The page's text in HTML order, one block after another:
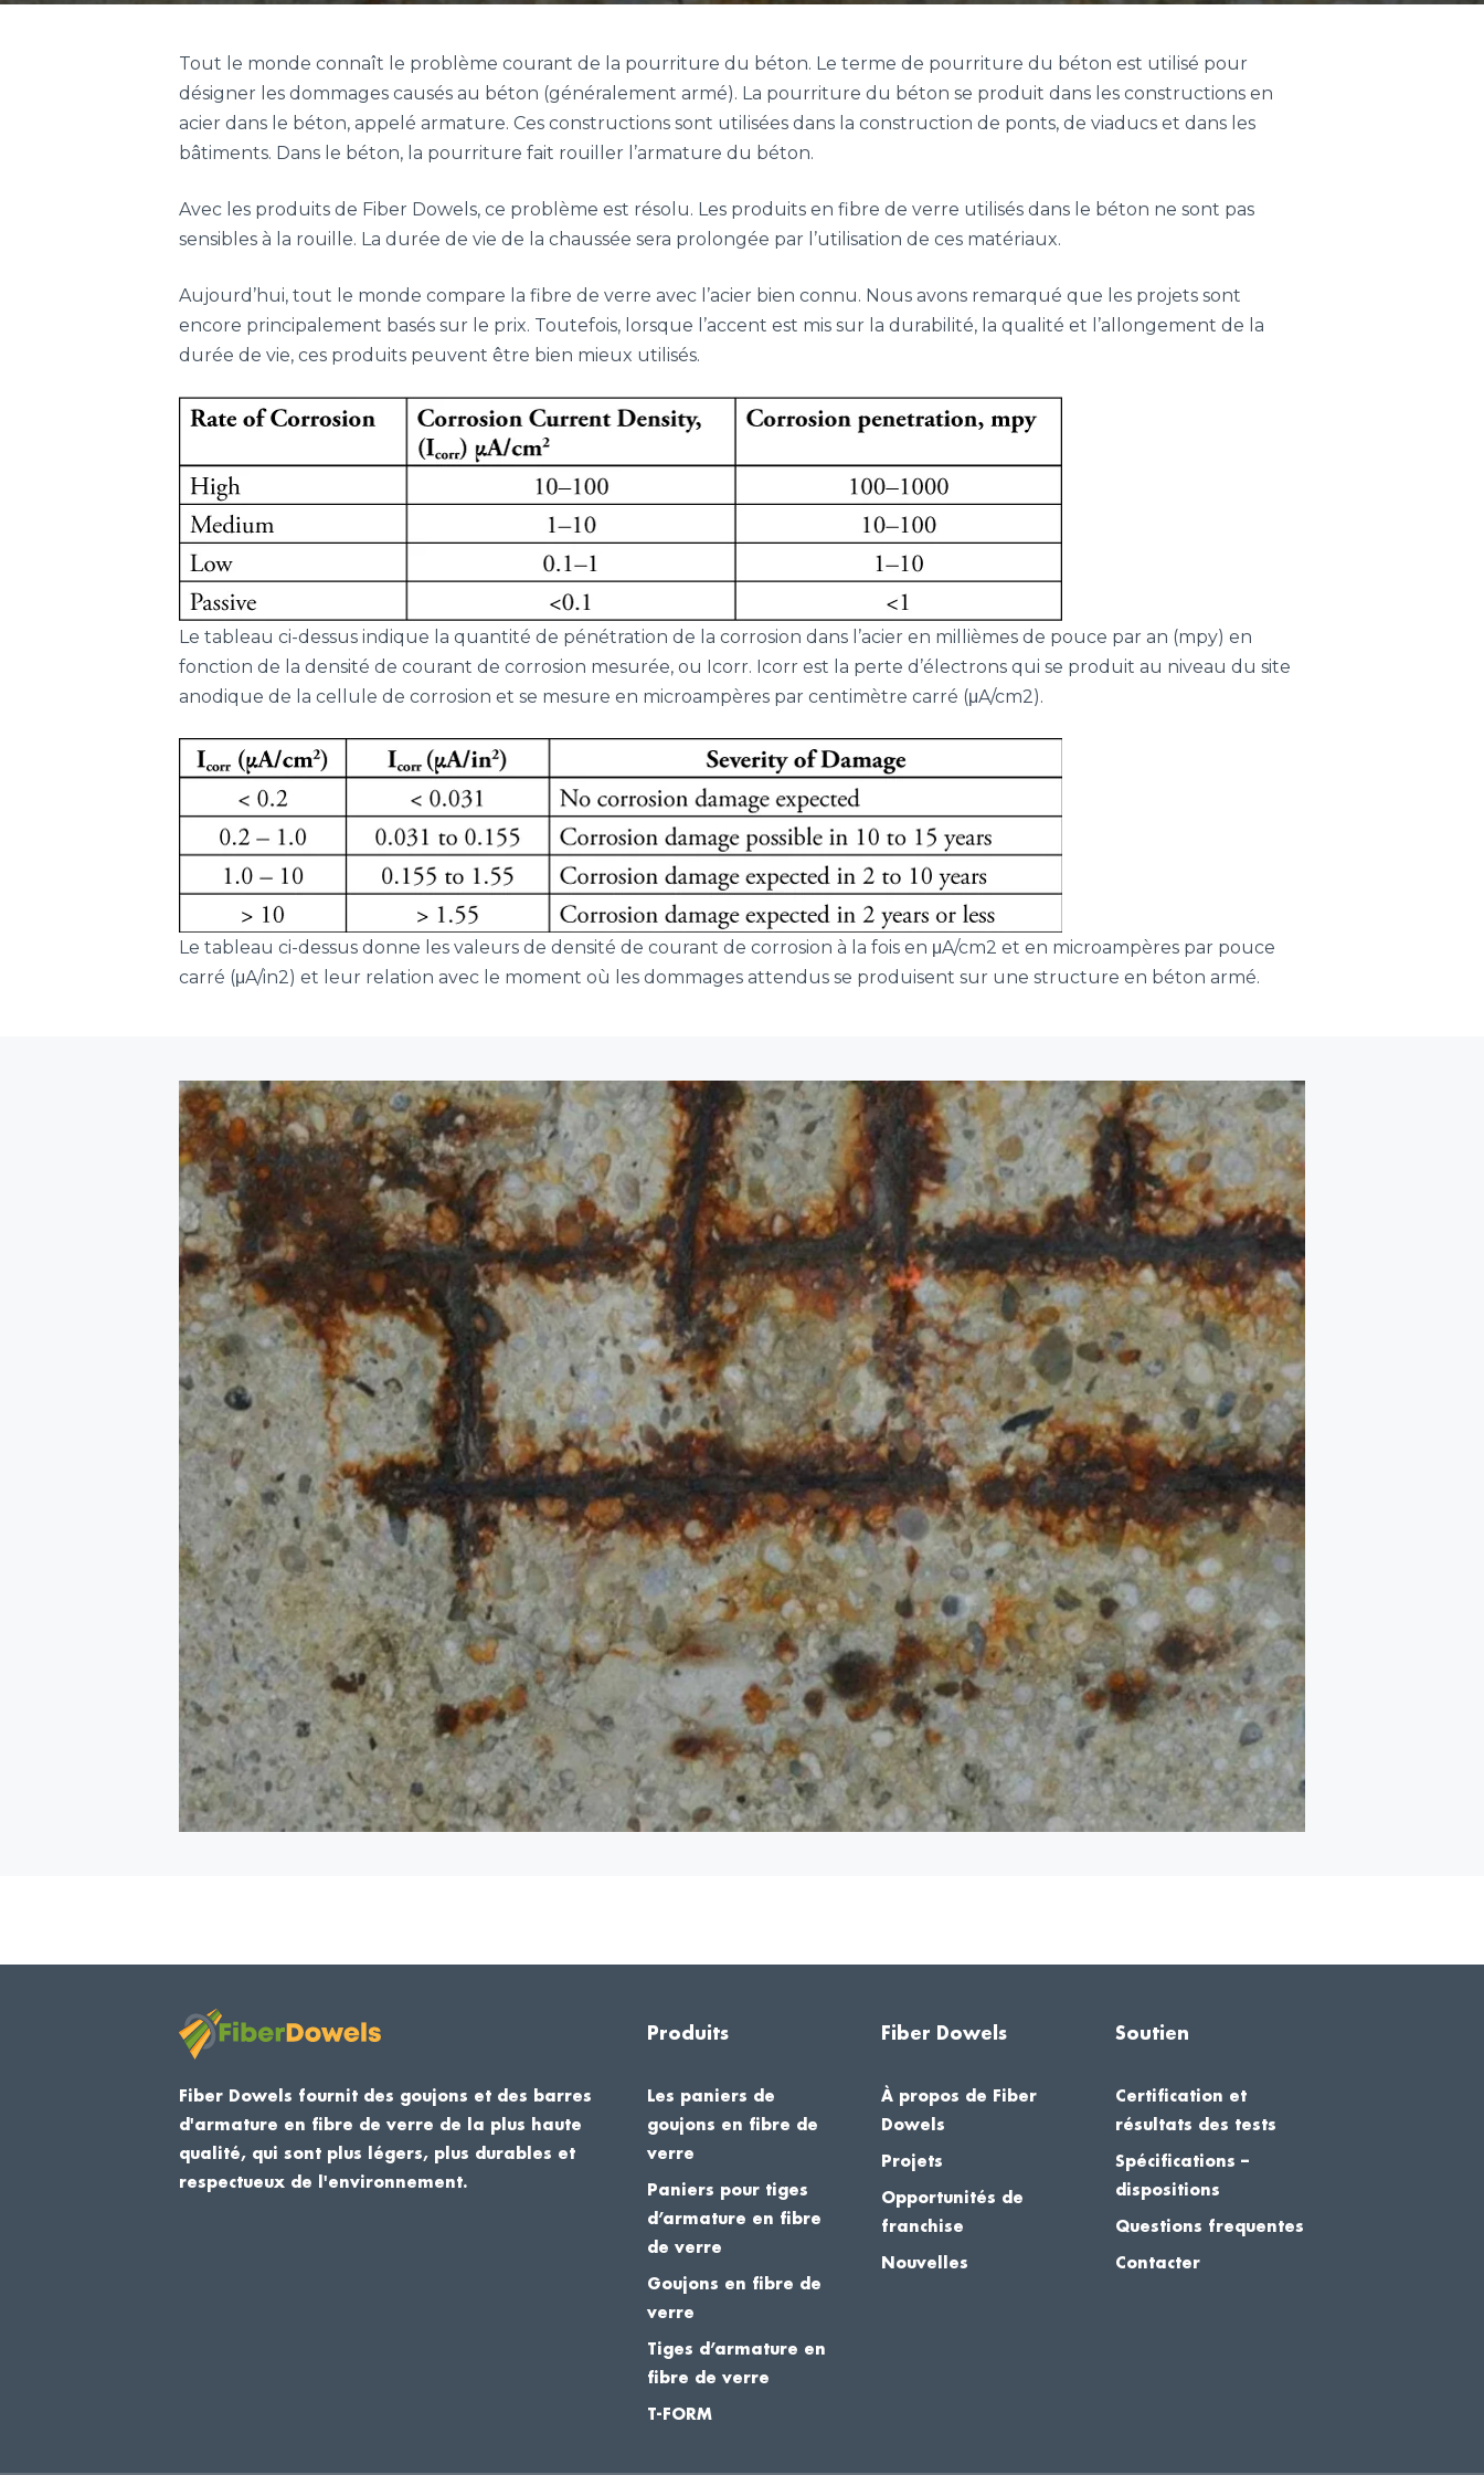
Tout le monde connaît le problème courant de la pourriture du béton. Le terme de pourriture du béton est utilisé pour
désigner les dommages causés au béton (généralement armé). La pourriture du béton se produit dans les constructions en
acier dans le béton, appelé armature. Ces constructions sont utilisées dans la construction de ponts, de viaducs et dans les
bâtiments. Dans le béton, la pourriture fait rouiller l’armature du béton.
Avec les produits de Fiber Dowels, ce problème est résolu. Les produits en fibre de verre utilisés dans le béton ne sont pas
sensibles à la rouille. La durée de vie de la chaussée sera prolongée par l’utilisation de ces matériaux.
Aujourd’hui, tout le monde compare la fibre de verre avec l’acier bien connu. Nous avons remarqué que les projets sont
encore principalement basés sur le prix. Toutefois, lorsque l’accent est mis sur la durabilité, la qualité et l’allongement de la
durée de vie, ces produits peuvent être bien mieux utilisés.
Le tableau ci-dessus indique la quantité de pénétration de la corrosion dans l’acier en millièmes de pouce par an (mpy) en
fonction de la densité de courant de corrosion mesurée, ou Icorr. Icorr est la perte d’électrons qui se produit au niveau du site
anodique de la cellule de corrosion et se mesure en microampères par centimètre carré (μA/cm2).
Le tableau ci-dessus donne les valeurs de densité de courant de corrosion à la fois en μA/cm2 et en microampères par pouce
carré (μA/in2) et leur relation avec le moment où les dommages attendus se produisent sur une structure en béton armé.
Fiber Dowels fournit des goujons et des barres
d'armature en fibre de verre de la plus haute
qualité, qui sont plus légers, plus durables et
respectueux de l'environnement.
Produits
Les paniers de
goujons en fibre de
verre
Paniers pour tiges
d’armature en fibre
de verre
Goujons en fibre de
verre
Tiges d’armature en
fibre de verre
T-FORM
Fiber Dowels
À propos de Fiber
Dowels
Projets
Opportunités de
franchise
Nouvelles
Soutien
Certification et
résultats des tests
Spécifications –
dispositions
Questions frequentes
Contacter